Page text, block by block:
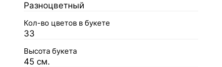
Разноцветный
Кол-во цветов в букете
33
Высота букета
45 см.